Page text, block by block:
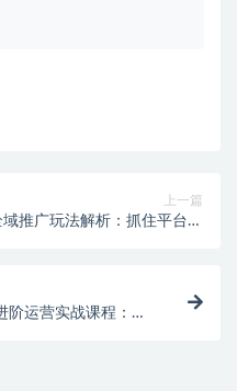
上一篇
推广玩法解析：抓住平台红
阶运营实战课程：新